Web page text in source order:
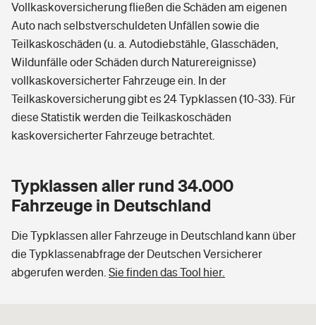
Vollkaskoversicherung fließen die Schäden am eigenen
Auto nach selbstverschuldeten Unfällen sowie die
Teilkaskoschäden (u. a. Autodiebstähle, Glasschäden,
Wildunfälle oder Schäden durch Naturereignisse)
vollkaskoversicherter Fahrzeuge ein. In der
Teilkaskoversicherung gibt es 24 Typklassen (10-33). Für
diese Statistik werden die Teilkaskoschäden
kaskoversicherter Fahrzeuge betrachtet.
Typklassen aller rund 34.000
Fahrzeuge in Deutschland
Die Typklassen aller Fahrzeuge in Deutschland kann über
die Typklassenabfrage der Deutschen Versicherer
abgerufen werden. Sie finden das Tool hier.